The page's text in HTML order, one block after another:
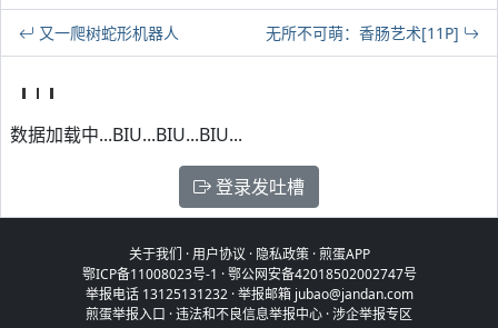
又一爬树蛇形机器人 无所不可萌：香肠艺术[11P]
数据加载中...BIU...BIU...BIU...
登录发吐槽
关于我们 ·用户协议 · 隐私政策·煎蛋APP
鄂ICP备11008023号-1 ·鄂公网安备42018502002747号
举报电话 13125131232 · 举报邮箱 jubao@jandan.com
煎蛋举报入口 ·违法和不良信息举报中心 ·涉企举报专区